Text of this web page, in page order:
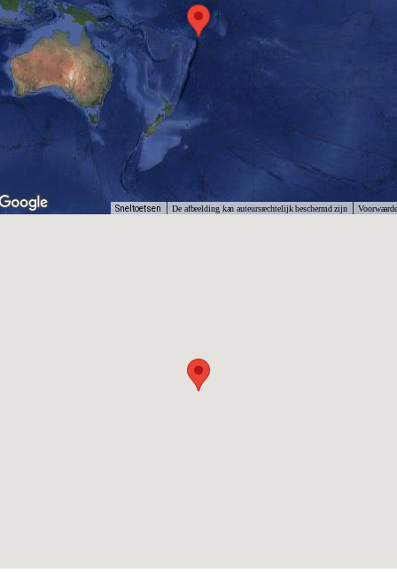
Sneltoetsen De afbeelding kan auteursrechtelijk beschermd zijn